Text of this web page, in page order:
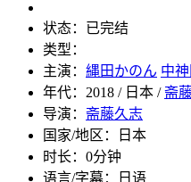
状态： 已完结
类型：
主演： 縄田かのん 中神
年代： 2018 / 日本 /斋
导演： 斋藤久志
国家/地区：
日本
时长： 0分钟
语言/字幕：
日语